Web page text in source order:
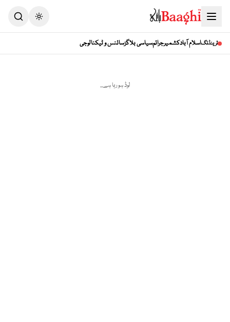
Toggle theme
ٹرینڈنگاسلام آبادکشمیرجرائمسیاسی بلاگزسائنس و ٹیکنالوجی
لوڈ ہو رہا ہے...